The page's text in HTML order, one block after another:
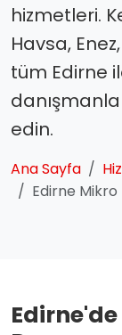
hizmetleri.
Havsa,
tüm Edirne
edin.
Ana Sayfa
Edirne Mikro
Edirne'de